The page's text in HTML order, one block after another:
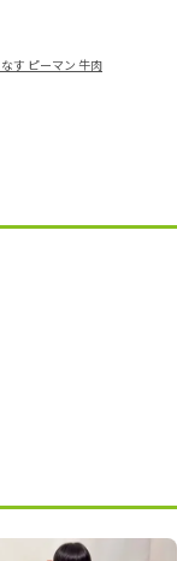
なす ピーマン 牛肉